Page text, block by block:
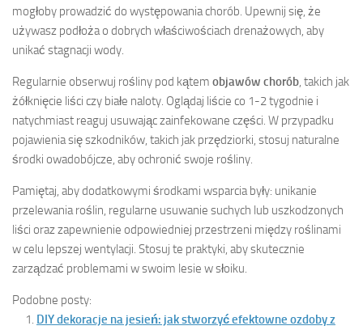
mogłoby prowadzić do występowania chorób. Upewnij się, że
używasz podłoża o dobrych właściwościach drenażowych, aby
unikać stagnacji wody.
Regularnie obserwuj rośliny pod kątem objawów chorób , takich jak
żółknięcie liści czy białe naloty. Oglądaj liście co 1-2 tygodnie i
natychmiast reaguj usuwając zainfekowane części. W przypadku
pojawienia się szkodników, takich jak przędziorki, stosuj naturalne
środki owadobójcze, aby ochronić swoje rośliny.
Pamiętaj, aby dodatkowymi środkami wsparcia były: unikanie
przelewania roślin, regularne usuwanie suchych lub uszkodzonych
liści oraz zapewnienie odpowiedniej przestrzeni między roślinami
w celu lepszej wentylacji. Stosuj te praktyki, aby skutecznie
zarządzać problemami w swoim lesie w słoiku.
Podobne posty:
DIY dekoracje na jesień: jak stworzyć efektowne ozdoby z